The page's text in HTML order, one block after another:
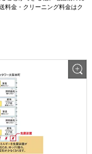
料金・クリーニング料金はク